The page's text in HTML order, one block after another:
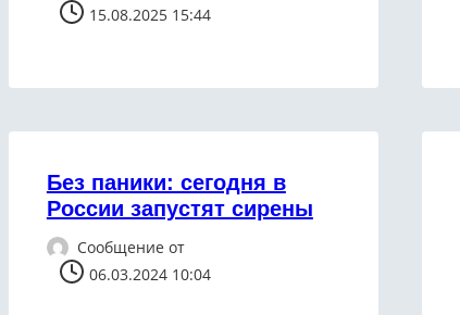
15.08.2025 15:44
Без паники: сегодня в
России запустят сирены
Сообщение от
06.03.2024 10:04